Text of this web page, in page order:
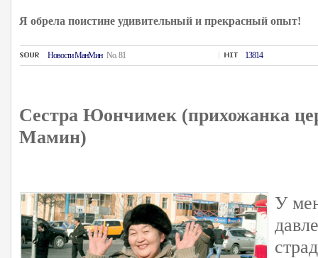
Я обрела поистине удивительный и прекрасный опыт!
Hовости MанMинNo. 81 13814
Сестра Юончимек (прихожанка
Мамин)
У